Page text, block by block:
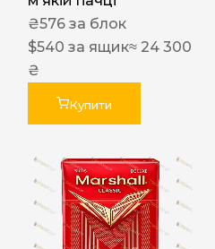
₴576 за блок
$540 за ящик≈ 24 300
₴
Купити